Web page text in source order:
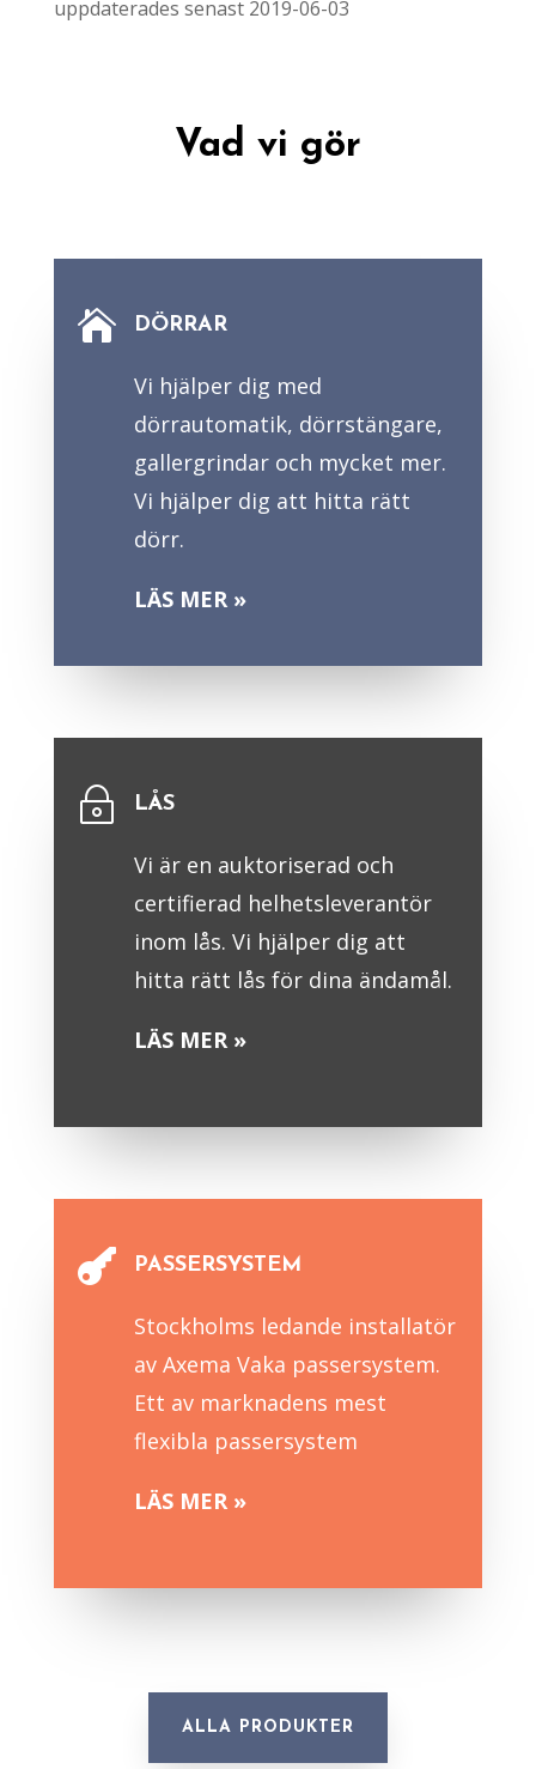
uppdaterades senast 2019-06-03
Vad vi gör
 DÖRRAR
Vi hjälper dig med
dörrautomatik, dörrstängare,
gallergrindar och mycket mer.
Vi hjälper dig att hitta rätt
dörr.
LÄS MER »
~ LÅS
Vi är en auktoriserad och
certifierad helhetsleverantör
inom lås. Vi hjälper dig att
hitta rätt lås för dina ändamål.
LÄS MER »
 PASSERSYSTEM
Stockholms ledande installatör
av Axema Vaka passersystem.
Ett av marknadens mest
flexibla passersystem
LÄS MER »
ALLA PRODUKTER